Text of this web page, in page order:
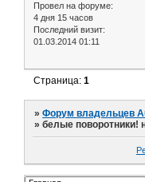
Провел на форуме:
4 дня 15 часов
Последний визит:
01.03.2014 01:11
Страница:1
»Форум владельцев
»белые поворотники!